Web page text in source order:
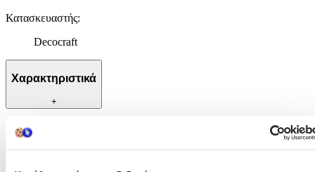
Κατασκευαστής:
Decocraft
Χαρακτηριστικά
+
Χαρακτηριστικά